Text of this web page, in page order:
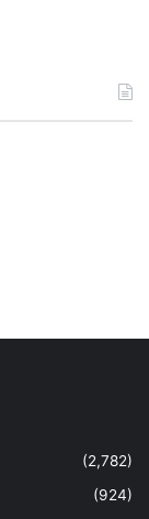
(2,782)
(924)